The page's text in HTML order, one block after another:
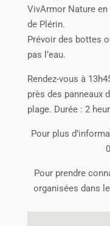
VivArmor Nature
de Plérin.
Prévoir des bottes
pas l’eau.
Rendez-vous à
près des panneaux
plage. Durée : 2
Pour plus
Pour prendre
organisées dans